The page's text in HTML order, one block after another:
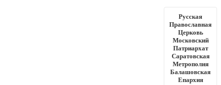
Русская
Православная
Церковь
Московский
Патриархат
Саратовская
Метрополия
Балашовская
Епархия